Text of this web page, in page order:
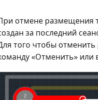
отмене размещения
за последний
того чтобы
«Отменить» или